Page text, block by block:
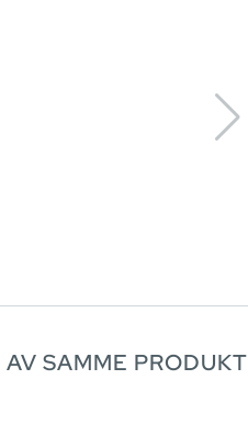
SAMME PRODUKT